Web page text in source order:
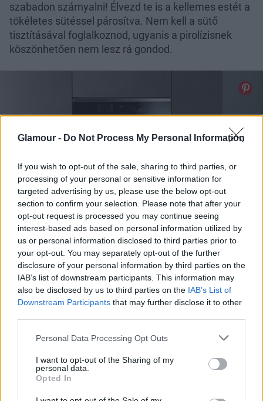
Glamour - Do Not Process My Personal Information
If you wish to opt-out of the sale, sharing to third parties, or
processing of your personal or sensitive information for
targeted advertising by us, please use the below opt-out
section to confirm your selection. Please note that after your
opt-out request is processed you may continue seeing
interest-based ads based on personal information utilized by
us or personal information disclosed to third parties prior to
your opt-out. You may separately opt-out of the further
disclosure of your personal information by third parties on the
IAB’s list of downstream participants. This information may
also be disclosed by us to third parties on the IAB’s List of
Downstream Participants that may further disclose it to other
Please note that this website/app uses one or more Google
not limited to your visit or usage behaviour. You may click to
grant or deny consent to Google and its third-party tags to
use your data for below specified purposes in below Google
consent section.
Personal Data Processing Opt Outs
I want to opt-out of the Sharing of my
personal data.
Opted In
szabadon szárnyalni! Élvezd te is a kellemes estét a
tökéletes sütéssel párosítva. Nem kell a sütő
tisztításával foglalkoznod, ugyanis a pirolízisnek
köszönhetően nem lesz rá gondod.
Pirolízises tisztítórendszer - a tökéletes,
kifogástalan tisztaságért
A Miele pirolízises sütőinek köszönhetően nem kell
aggódnod a sütő tisztítása miatt, elég csak a
főzéssel és a vendégeiddel foglalkoznod. A tisztítást
elvégzi helyetted a pirolízises sütő. Mindegy, hogy